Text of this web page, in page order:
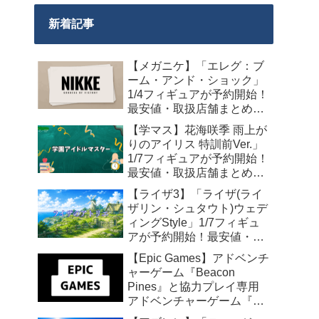
新着記事
【メガニケ】「エレグ：ブ
ーム・アンド・ショック」
1/4フィギュアが予約開始！
最安値・取扱店舗まとめ
【2027年10月発売】
【学マス】花海咲季 雨上が
りのアイリス 特訓前Ver.」
1/7フィギュアが予約開始！
最安値・取扱店舗まとめ
【2027年4月発売】
【ライザ3】「ライザ(ライ
ザリン・シュタウト)ウェデ
ィングStyle」1/7フィギュ
アが予約開始！最安値・取
扱店舗まとめ【2027年4月
発売】
【Epic Games】アドベンチ
ャーゲーム『Beacon
Pines』と協力プレイ専用
アドベンチャーゲーム『We
Were Here Together』の無